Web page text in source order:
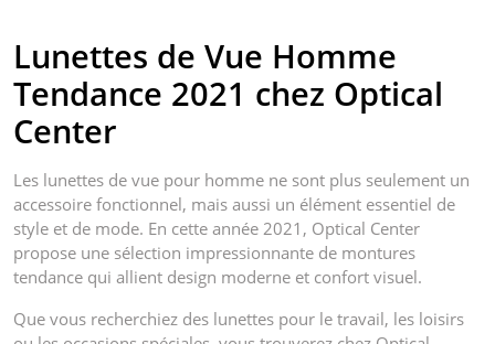
Lunettes de Vue Homme
Tendance 2021 chez Optical
Center
Les lunettes de vue pour homme ne sont plus seulement un
accessoire fonctionnel, mais aussi un élément essentiel de
style et de mode. En cette année 2021, Optical Center
propose une sélection impressionnante de montures
tendance qui allient design moderne et confort visuel.
Que vous recherchiez des lunettes pour le travail, les loisirs